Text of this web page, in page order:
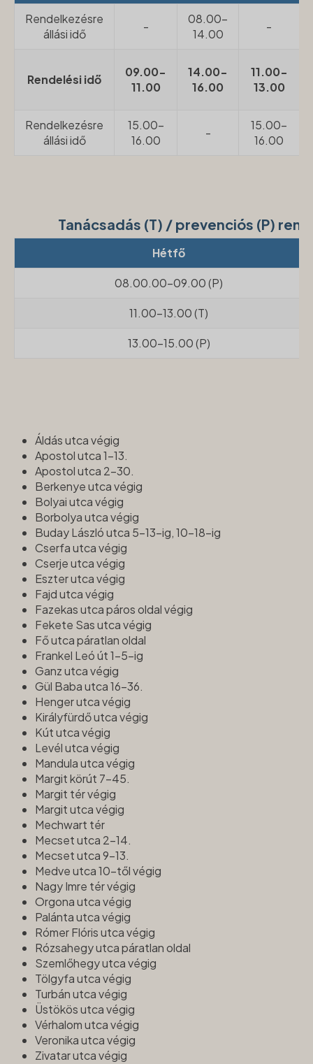
Rendelkezésre
állási idő
-
08.00-
14.00
-
Rendelési idő
09.00-
11.00
14.00-
16.00
11.00-
13.00
Rendelkezésre
állási idő
15.00-
16.00
-
15.00-
16.00
Tanácsadás (T) / prevenciós (P)
Hétfő
08.00.00-09.00 (P)
11.00-13.00 (T)
13.00-15.00 (P)
Áldás utca végig
Apostol utca 1-13.
Apostol utca 2-30.
Berkenye utca végig
Bolyai utca végig
Borbolya utca végig
Buday László utca 5-13-ig, 10-18-ig
Cserfa utca végig
Cserje utca végig
Eszter utca végig
Fajd utca végig
Fazekas utca páros oldal végig
Fekete Sas utca végig
Fő utca páratlan oldal
Frankel Leó út 1-5-ig
Ganz utca végig
Gül Baba utca 16-36.
Henger utca végig
Királyfürdő utca végig
Kút utca végig
Levél utca végig
Mandula utca végig
Margit körút 7-45.
Margit tér végig
Margit utca végig
Mechwart tér
Mecset utca 2-14.
Mecset utca 9-13.
Medve utca 10-től végig
Nagy Imre tér végig
Orgona utca végig
Palánta utca végig
Rómer Flóris utca végig
Rózsahegy utca páratlan oldal
Szemlőhegy utca végig
Tölgyfa utca végig
Turbán utca végig
Üstökös utca végig
Vérhalom utca végig
Veronika utca végig
Zivatar utca végig